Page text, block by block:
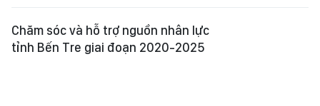
Chăm sóc và hỗ trợ nguồn nhân lực
tỉnh Bến Tre giai đoạn 2020-2025